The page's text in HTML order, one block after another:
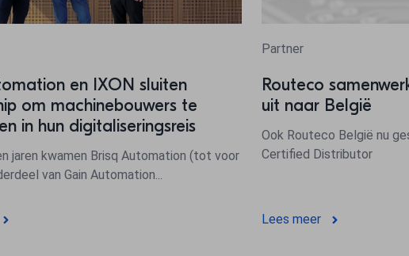
en IXON sluiten
om machinebouwers te
in hun digitaliseringsreis
jaren kwamen Brisq Automation (tot voor
van Gain Automation...
Partner
Routeco
uit naar België
Ook Routeco België nu
Certified Distributor
Lees meer